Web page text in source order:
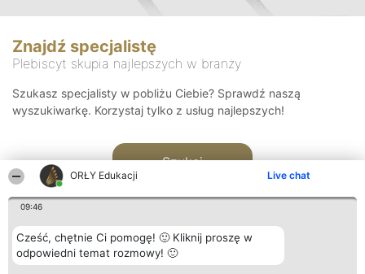
ORŁY Edukacji Live chat
09:46
Cześć, chętnie Ci pomogę! 🙂 Kliknij proszę w
odpowiedni temat rozmowy! 🙂
Znajdź specjalistę
Plebiscyt skupia najlepszych w branży
Szukasz specjalisty w pobliżu Ciebie? Sprawdź naszą
wyszukiwarkę. Korzystaj tylko z usług najlepszych!
Szukaj